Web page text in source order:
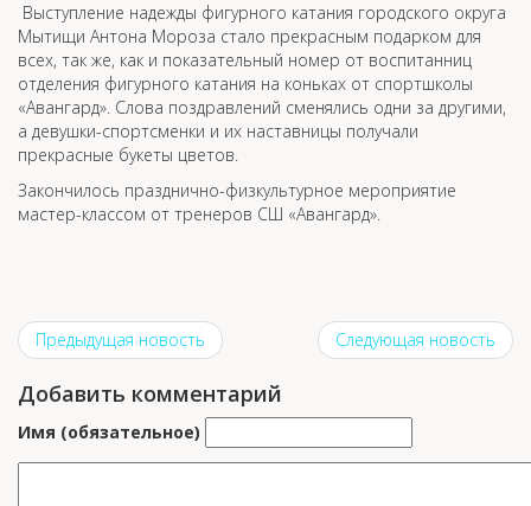
Выступление надежды фигурного катания городского округа
Мытищи Антона Мороза стало прекрасным подарком для
всех, так же, как и показательный номер от воспитанниц
отделения фигурного катания на коньках от спортшколы
«Авангард». Слова поздравлений сменялись одни за другими,
а девушки-спортсменки и их наставницы получали
прекрасные букеты цветов.
Закончилось празднично-физкультурное мероприятие
мастер-классом от тренеров СШ «Авангард».
Предыдущая новость Следующая новость
Добавить комментарий
Имя (обязательное)